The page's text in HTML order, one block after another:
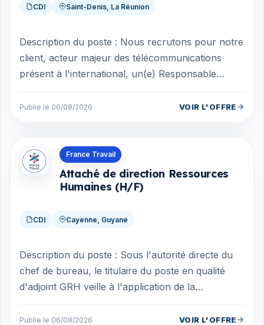
CDI Saint-Denis, La Réunion
Description du poste : Nous recrutons pour notre
client, acteur majeur des télécommunications
présent à l'international, un(e) Responsable
Publie le 06/08/2026 VOIR L'OFFRE
France Travail
Attaché de direction Ressources
Humaines (H/F)
CDI Cayenne, Guyane
Description du poste : Sous l'autorité directe du
chef de bureau, le titulaire du poste en qualité
d'adjoint GRH veille à l'application de la
Publie le 06/08/2026 VOIR L'OFFRE
Offres en Guyane